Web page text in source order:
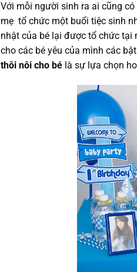
Với mỗi người sinh ra ai cũng
mẹ tổ chức một buổi tiệc sinh
nhật của bé lại được tổ chức tại
cho các bé yêu của mình các
thôi nôi cho bé là sự lựa chọn